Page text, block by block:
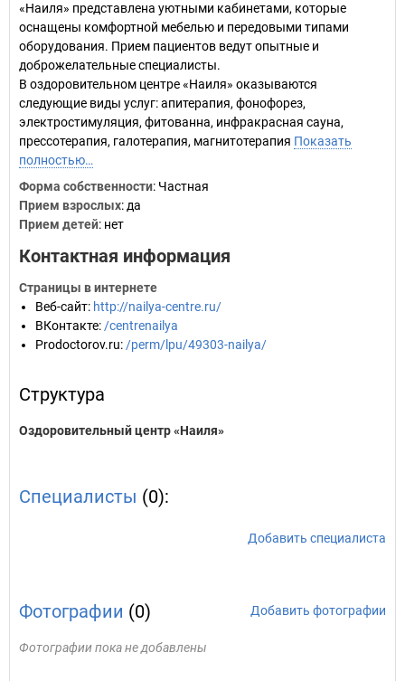
«Наиля» представлена уютными кабинетами, которые
оснащены комфортной мебелью и передовыми типами
оборудования. Прием пациентов ведут опытные и
доброжелательные специалисты.
В оздоровительном центре «Наиля» оказываются
следующие виды услуг: апитерапия, фонофорез,
электростимуляция, фитованна, инфракрасная сауна,
прессотерапия, галотерапия, магнитотерапия Показать
полностью…
Форма собственности: Частная
Прием взрослых: да
Прием детей: нет
Контактная информация
Страницы в интернете
Веб-сайт: http://nailya-centre.ru/
ВКонтакте: /centrenailya
Prodoctorov.ru: /perm/lpu/49303-nailya/
Структура
Оздоровительный центр «Наиля»
Специалисты (0):
Добавить специалиста
Фотографии (0) Добавить фотографии
Фотографии пока не добавлены